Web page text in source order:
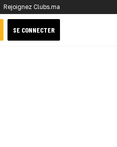
Rejoignez Clubs.ma
SE CONNECTER